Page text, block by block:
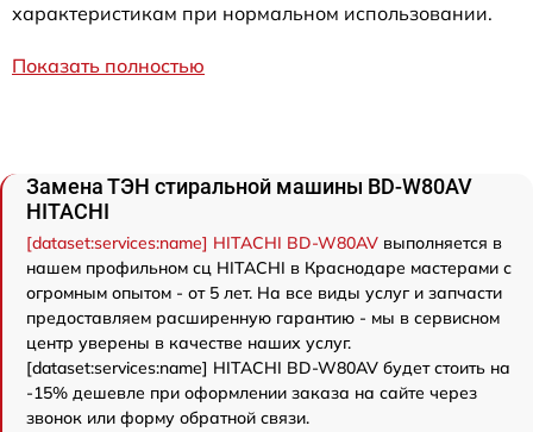
характеристикам при нормальном использовании.
Показать полностью
Замена ТЭН стиральной машины BD-W80AV
HITACHI
[dataset:services:name] HITACHI BD-W80AV выполняется в
нашем профильном сц HITACHI в Краснодаре мастерами с
огромным опытом - от 5 лет. На все виды услуг и запчасти
предоставляем расширенную гарантию - мы в сервисном
центр уверены в качестве наших услуг.
[dataset:services:name] HITACHI BD-W80AV будет стоить на
-15% дешевле при оформлении заказа на сайте через
звонок или форму обратной связи.